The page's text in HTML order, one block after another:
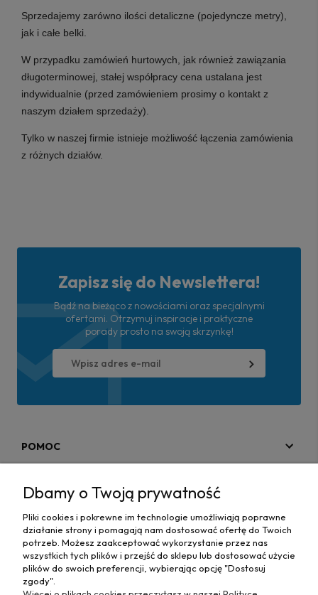
Sprzedajemy zarówno ilości detaliczne (pojedyncze metry),
jak i całe belki.
W przypadku zamówień hurtowych, jak również zawiązania
długoterminowej, stałej współpracy cena ustalana jest
indywidualnie (przed zamówieniem prosimy o kontakt z
naszym działem sprzedaży).
Tylko w naszej firmie istnieje możliwość łączenia zamówienia
z różnych działów.
Zapisz się do Newslettera!
Bądź na bieżąco z nowościami oraz specjalnymi
ofertami. Otrzymuj inspiracje i praktyczne
porady prosto na swoją skrzynkę!
POMOC
MAPA STRONY
INFORMACJE
Dbamy o Twoją prywatność
Pliki cookies i pokrewne im technologie umożliwiają poprawne
działanie strony i pomagają nam dostosować ofertę do Twoich
potrzeb. Możesz zaakceptować wykorzystanie przez nas
wszystkich tych plików i przejść do sklepu lub dostosować użycie
plików do swoich preferencji, wybierając opcję "Dostosuj
zgody".